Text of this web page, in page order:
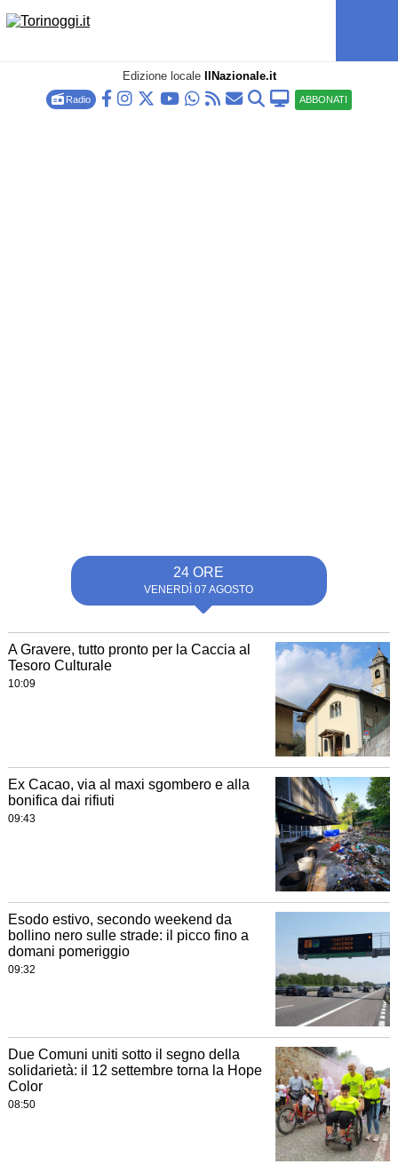
Edizione locale IlNazionale.it
Radio ABBONATI
24 ORE
VENERDÌ 07 AGOSTO
A Gravere, tutto pronto per la Caccia al
Tesoro Culturale
10:09
Ex Cacao, via al maxi sgombero e alla
bonifica dai rifiuti
09:43
Esodo estivo, secondo weekend da
bollino nero sulle strade: il picco fino a
domani pomeriggio
09:32
Due Comuni uniti sotto il segno della
solidarietà: il 12 settembre torna la Hope
Color
08:50